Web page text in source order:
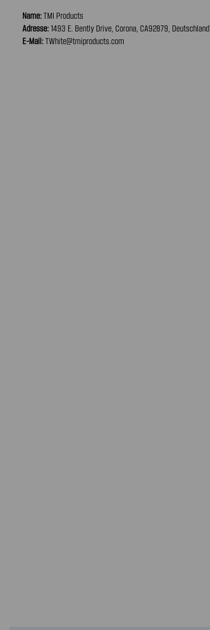
Name:TMI Products
Adresse:1493 E. Bently Drive, Corona, CA92879, Deutschland
E-Mail:TWhite@tmiproducts.com